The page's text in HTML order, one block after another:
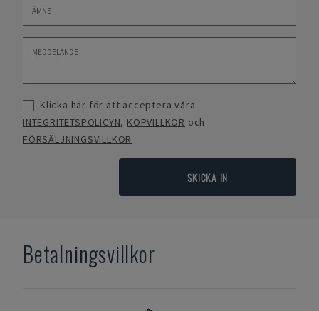
Klicka här för att acceptera våra
INTEGRITETSPOLICYN, KÖPVILLKOR och
FÖRSÄLJNINGSVILLKOR
SKICKA IN
Betalningsvillkor